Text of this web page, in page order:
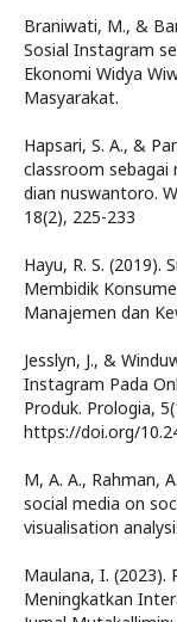
Braniwati, M., &
Sosial Instagram
Ekonomi Widya
Masyarakat.
Hapsari, S. A., &
classroom sebagai
dian nuswantoro.
18(2), 225-233
Hayu, R. S.
Membidik
Manajemen dan
Jesslyn, J., &
Instagram Pada
Produk. Prologia,
https://doi.org/
M, A. A., Rahman,
social media on
visualisation
Maulana, I. (2023).
Meningkatkan